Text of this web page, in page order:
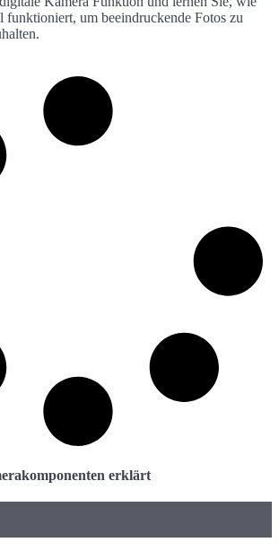
funktioniert, um beeindruckende Fotos zu
erklärt